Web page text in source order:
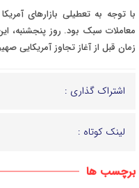
با توجه به تعطیلی بازارهای
معاملات سبک بود. روز پنجشنبه،
زمان قبل از آغاز تجاوز آمریکایی صهیونی به ایران در
اشتراک گذاری :
لینک کوتاه :
برچسب ها